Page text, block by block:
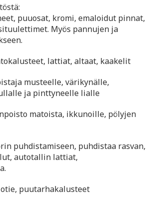
puuosat, kromi, emaloidut pinnat,
Myös pannujen ja
lattiat, altaat, kaakelit
musteelle, värikynälle,
ja pinttyneelle lialle
matoista, ikkunoille, pölyjen
puhdistamiseen, puhdistaa rasvan,
autotallin lattiat,
puutarhakalusteet